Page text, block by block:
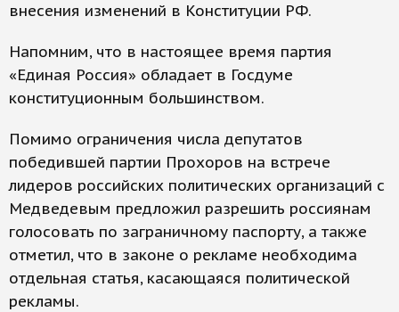
внесения изменений в Конституции РФ.
Напомним, что в настоящее время партия
«Единая Россия» обладает в Госдуме
конституционным большинством.
Помимо ограничения числа депутатов
победившей партии Прохоров на встрече
лидеров российских политических организаций с
Медведевым предложил разрешить россиянам
голосовать по заграничному паспорту, а также
отметил, что в законе о рекламе необходима
отдельная статья, касающаяся политической
рекламы.